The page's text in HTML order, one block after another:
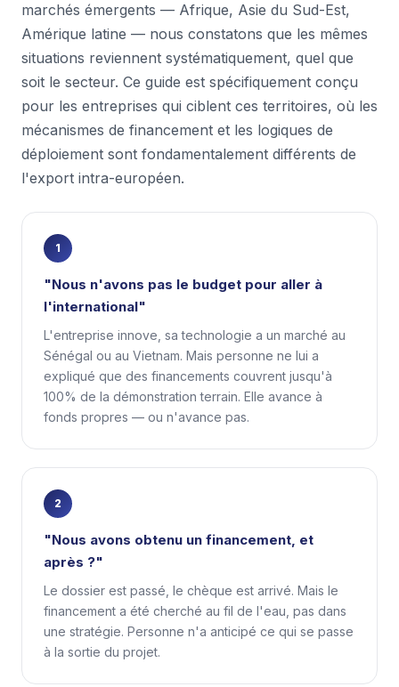
marchés émergents — Afrique, Asie du Sud-Est,
Amérique latine — nous constatons que les mêmes
situations reviennent systématiquement, quel que
soit le secteur. Ce guide est spécifiquement conçu
pour les entreprises qui ciblent ces territoires, où les
mécanismes de financement et les logiques de
déploiement sont fondamentalement différents de
l'export intra-européen.
1
"Nous n'avons pas le budget pour aller à
l'international"
L'entreprise innove, sa technologie a un marché au
Sénégal ou au Vietnam. Mais personne ne lui a
expliqué que des financements couvrent jusqu'à
100% de la démonstration terrain. Elle avance à
fonds propres — ou n'avance pas.
2
"Nous avons obtenu un financement, et
après ?"
Le dossier est passé, le chèque est arrivé. Mais le
financement a été cherché au fil de l'eau, pas dans
une stratégie. Personne n'a anticipé ce qui se passe
à la sortie du projet.